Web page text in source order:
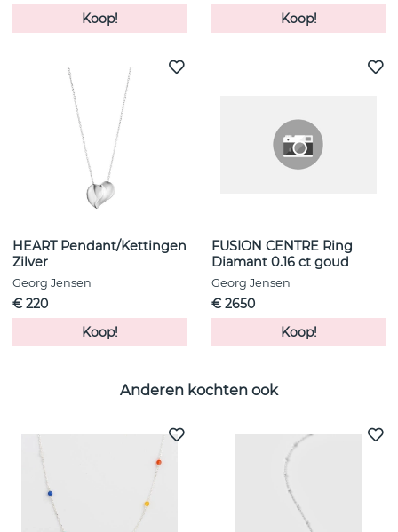
Koop!
Koop!
HEART Pendant/Kettingen
Zilver
Georg Jensen
€ 220
Koop!
FUSION CENTRE Ring
Diamant 0.16 ct goud
Georg Jensen
€ 2650
Koop!
Anderen kochten ook